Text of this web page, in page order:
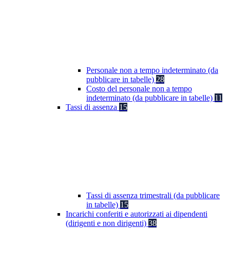
Personale non a tempo indeterminato (da
pubblicare in tabelle) 28
Costo del personale non a tempo
indeterminato (da pubblicare in tabelle) 11
Tassi di assenza 15
Tassi di assenza trimestrali (da pubblicare
in tabelle) 15
Incarichi conferiti e autorizzati ai dipendenti
(dirigenti e non dirigenti) 38